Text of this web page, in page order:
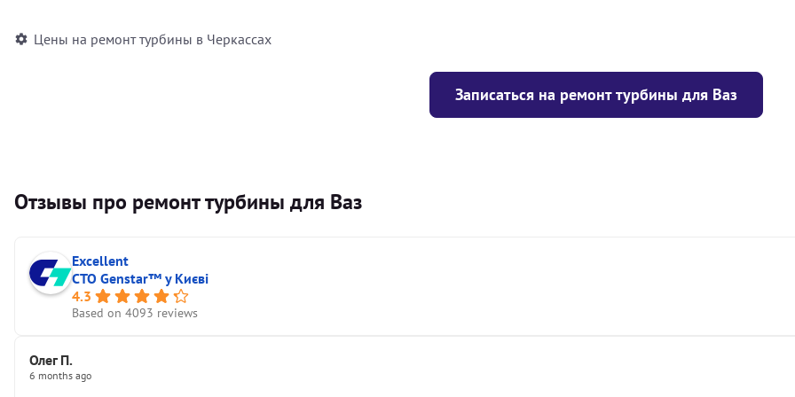
Цены на ремонт турбины в Черкассах
Записаться на ремонт турбины для Ваз
Отзывы про ремонт турбины для Ваз
Excellent
СТО Genstar™ у Києві
4.3
Based on 4093 reviews
Олег П.
6 months ago